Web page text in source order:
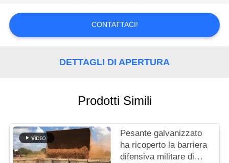
MAPPA
SULLA
PRIVACY
CONTATTACI!
DETTAGLI DI APERTURA
Prodotti Simili
Pesante galvanizzato
ha ricoperto la barriera
difensiva militare di